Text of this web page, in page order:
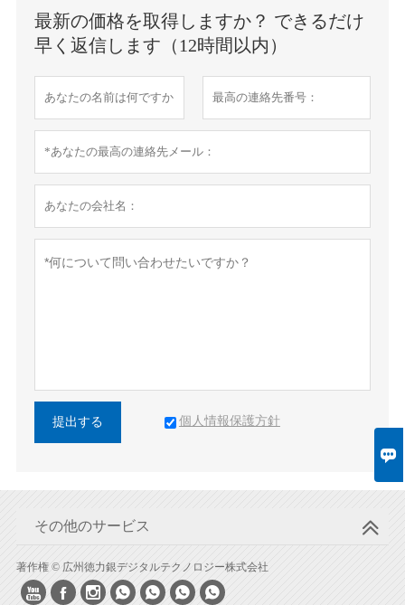

最新の価格を取得しますか？ できるだけ
早く返信します（12時間以内）
提出する 個人情報保護方針
その他のサービス
著作権 © 広州徳力銀デジタルテクノロジー株式会社
      